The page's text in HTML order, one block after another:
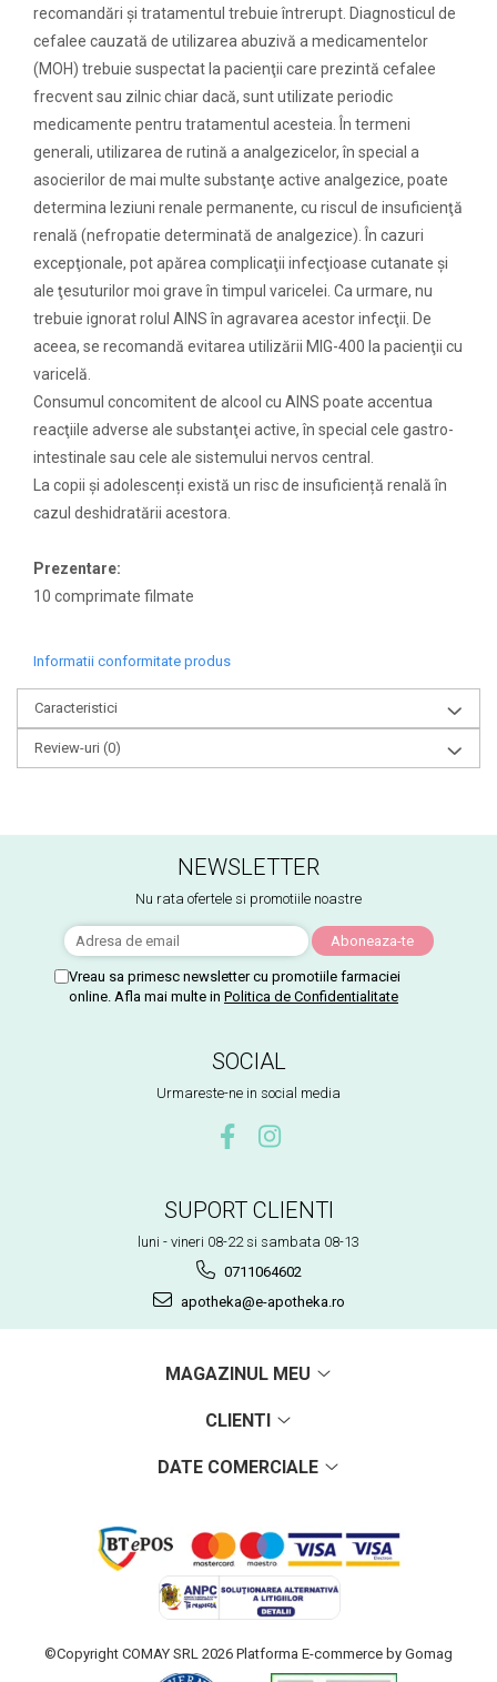
recomandări şi tratamentul trebuie întrerupt. Diagnosticul de
cefalee cauzată de utilizarea abuzivă a medicamentelor
(MOH) trebuie suspectat la pacienţii care prezintă cefalee
frecvent sau zilnic chiar dacă, sunt utilizate periodic
medicamente pentru tratamentul acesteia. În termeni
generali, utilizarea de rutină a analgezicelor, în special a
asocierilor de mai multe substanţe active analgezice, poate
determina leziuni renale permanente, cu riscul de insuficienţă
renală (nefropatie determinată de analgezice). În cazuri
excepţionale, pot apărea complicaţii infecţioase cutanate şi
ale ţesuturilor moi grave în timpul varicelei. Ca urmare, nu
trebuie ignorat rolul AINS în agravarea acestor infecţii. De
aceea, se recomandă evitarea utilizării MIG-400 la pacienţii cu
varicelă.
Consumul concomitent de alcool cu AINS poate accentua
reacţiile adverse ale substanţei active, în special cele gastro-
intestinale sau cele ale sistemului nervos central.
La copii și adolescenți există un risc de insuficiență renală în
cazul deshidratării acestora.
Prezentare:
10 comprimate filmate
Informatii conformitate produs
Caracteristici
Review-uri (0)
NEWSLETTER
Nu rata ofertele si promotiile noastre
Vreau sa primesc newsletter cu promotiile farmaciei
online. Afla mai multe in Politica de Confidentialitate
SOCIAL
Urmareste-ne in social media
SUPORT CLIENTI
luni - vineri 08-22 si sambata 08-13
0711064602
apotheka@e-apotheka.ro
MAGAZINUL MEU
CLIENTI
DATE COMERCIALE
©Copyright COMAY SRL 2026 Platforma E-commerce by Gomag